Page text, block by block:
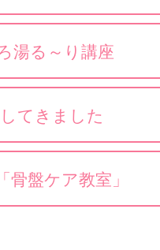
湯る～り講座
てきました
盤ケア教室」